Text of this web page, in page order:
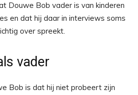
Douwe Bob vader is van kinderen
en dat hij daar in interviews soms
over spreekt.
vader
Bob is dat hij niet probeert zijn